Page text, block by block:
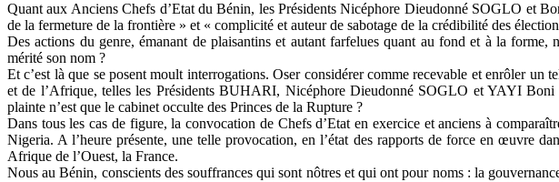
Quant aux Anciens Chefs d’Etat du Bénin, les Présidents Nicéphore Dieudonné SOGLO et
de la fermeture de la frontière » et « complicité et auteur de sabotage de la crédibilité des
Des actions du genre, émanant de plaisantins et autant farfelues quant au fond et à la
mérité son nom ?
Et c’est là que se posent moult interrogations. Oser considérer comme recevable et enrôler
et de l’Afrique, telles les Présidents BUHARI, Nicéphore Dieudonné SOGLO et YAYI Boni
plainte n’est que le cabinet occulte des Princes de la Rupture ?
Dans tous les cas de figure, la convocation de Chefs d’Etat en exercice et anciens à
Nigeria. A l’heure présente, une telle provocation, en l’état des rapports de force en œuvre
Afrique de l’Ouest, la France.
Nous au Bénin, conscients des souffrances qui sont nôtres et qui ont pour noms : la